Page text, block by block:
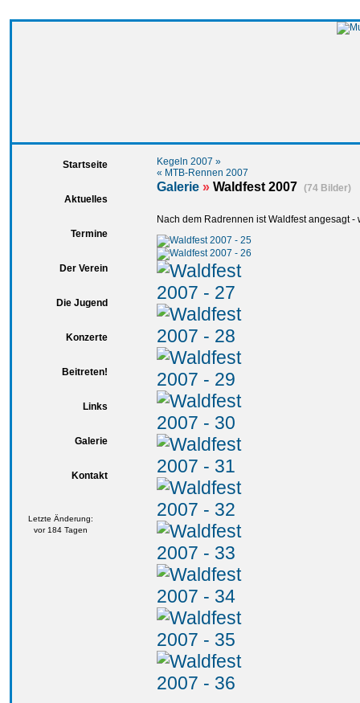
Startseite
Aktuelles
Termine
Der Verein
Die Jugend
Konzerte
Beitreten!
Links
Galerie
Kontakt
Letzte Änderung:
vor 184 Tagen
Kegeln 2007 »
« MTB-Rennen 2007
Galerie » Waldfest 2007 (74 Bilder)
Nach dem Radrennen ist Waldfest angesagt